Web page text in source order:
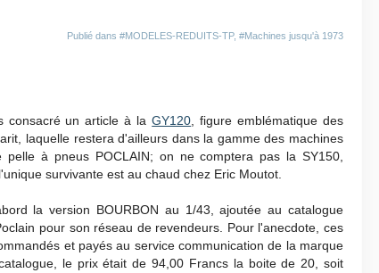
Publié dans #MODELES-REDUITS-TP, #Machines jusqu'à 1973
consacré un article à laGY120 , figure emblématique des
laquelle restera d'ailleurs dans la gamme des machines
à pneus POCLAIN; on ne comptera pas la SY150,
survivante est au chaud chez Eric Moutot.
la version BOURBON au 1/43, ajoutée au catalogue
pour son réseau de revendeurs. Pour l'anecdote, ces
et payés au service communication de la marque
le prix était de 94,00 Francs la boite de 20, soit